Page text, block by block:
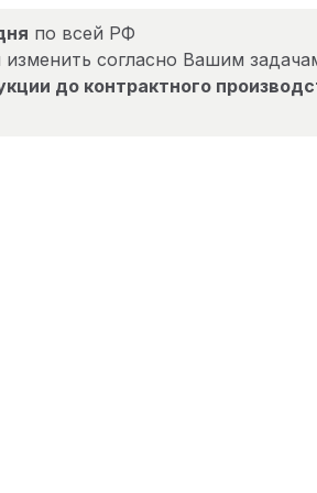
по всей РФ
согласно Вашим
до контрактного